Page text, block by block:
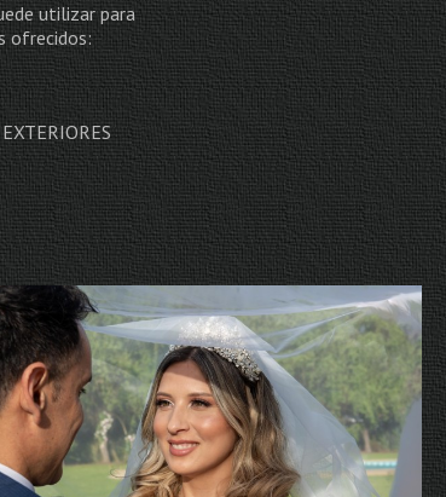
utilizar para
ofrecidos: